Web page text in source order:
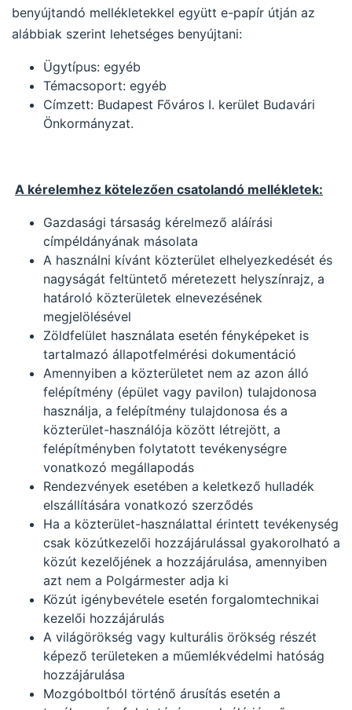
benyújtandó mellékletekkel együtt e-papír útján az
alábbiak szerint lehetséges benyújtani:
Ügytípus: egyéb
Témacsoport: egyéb
Címzett: Budapest Főváros I. kerület Budavári
Önkormányzat.
A kérelemhez kötelezően csatolandó mellékletek:
Gazdasági társaság kérelmező aláírási
címpéldányának másolata
A használni kívánt közterület elhelyezkedését és
nagyságát feltüntető méretezett helyszínrajz, a
határoló közterületek elnevezésének
megjelölésével
Zöldfelület használata esetén fényképeket is
tartalmazó állapotfelmérési dokumentáció
Amennyiben a közterületet nem az azon álló
felépítmény (épület vagy pavilon) tulajdonosa
használja, a felépítmény tulajdonosa és a
közterület-használója között létrejött, a
felépítményben folytatott tevékenységre
vonatkozó megállapodás
Rendezvények esetében a keletkező hulladék
elszállítására vonatkozó szerződés
Ha a közterület-használattal érintett tevékenység
csak közútkezelői hozzájárulással gyakorolható a
közút kezelőjének a hozzájárulása, amennyiben
azt nem a Polgármester adja ki
Közút igénybevétele esetén forgalomtechnikai
kezelői hozzájárulás
A világörökség vagy kulturális örökség részét
képező területeken a műemlékvédelmi hatóság
hozzájárulása
Mozgóboltból történő árusítás esetén a